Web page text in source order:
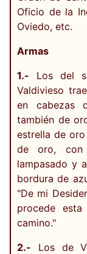
Oficio de la
Oviedo, etc.
Armas
1.- Los del
Valdivieso
en cabezas
también de
estrella de
de oro, con
lampasado y
bordura de
"De mi
procede
camino."
2.- Los de